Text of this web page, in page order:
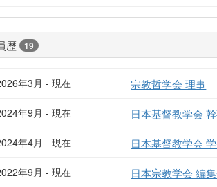
歴 19
年3月 - 現在 宗教哲学会 理事
年9月 - 現在 日本基督教学会
年4月 - 現在 日本基督教学会
年9月 - 現在 日本宗教学会 編